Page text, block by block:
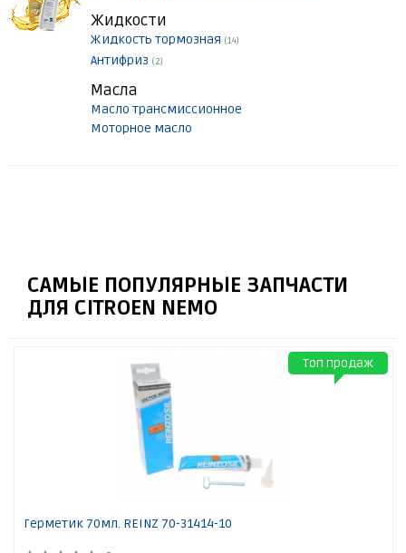
Жидкости
Жидкость тормозная (14)
Антифриз (2)
Масла
Масло трансмиссионное
Моторное масло
САМЫЕ ПОПУЛЯРНЫЕ ЗАПЧАСТИ
ДЛЯ CITROEN NEMO
Герметик 70мл. REINZ 70-31414-10
Топ продаж